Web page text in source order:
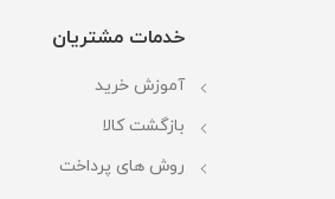
خدمات مشتریان
آموزش خرید
بازگشت کالا
روش های پرداخت